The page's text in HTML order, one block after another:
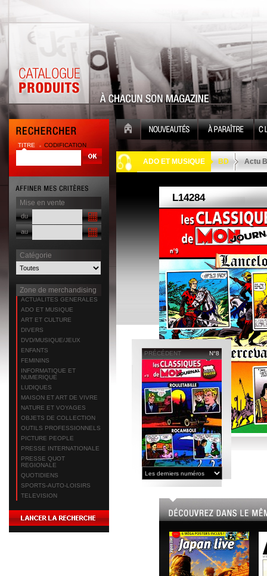
TITRE CODIFICATION
Mise en vente
du
au
Catégorie
Zone de merchandising
ACTUALITES GENERALES
ADO ET MUSIQUE
ART ET CULTURE
DIVERS
DVD/MUSIQUE/JEUX
ENFANTS
FEMININS
INFORMATIQUE ET
NUMERIQUE
LUDIQUES
MAISON ET ART DE VIVRE
NATURE ET VOYAGES
OBJETS DE COLLECTION
OUTILS PROFESSIONNELS
PICTURE PEOPLE
PRESSE INTERNATIONALE
PRESSE QUOT
REGIONALE
QUOTIDIENS
SPORTS-AUTO-LOISIRS
TELEVISION
ADO ET MUSIQUE BD Actu
PRÉCÉDENT N°8